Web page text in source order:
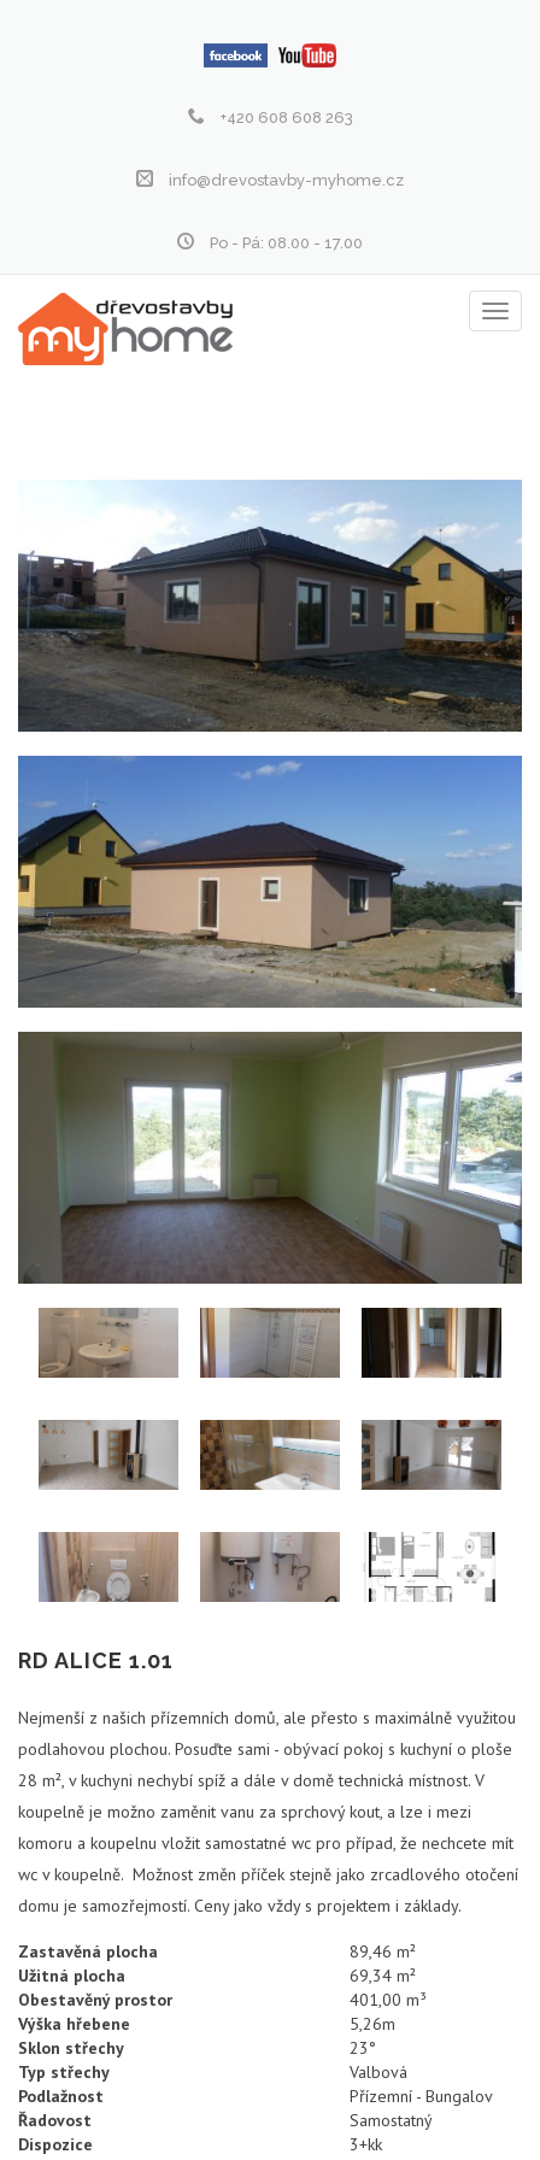
+420 608 608 263
info@drevostavby-myhome.cz
Po - Pá: 08.00 - 17.00
menu
RD ALICE 1.01
Nejmenší z našich přízemních domů, ale přesto s maximálně využitou
podlahovou plochou. Posuďte sami - obývací pokoj s kuchyní o ploše
28 m², v kuchyni nechybí spíž a dále v domě technická místnost. V
koupelně je možno zaměnit vanu za sprchový kout, a lze i mezi
komoru a koupelnu vložit samostatné wc pro případ, že nechcete mít
wc v koupelně. Možnost změn příček stejně jako zrcadlového otočení
domu je samozřejmostí. Ceny jako vždy s projektem i základy.
Zastavěná plocha
89,46 m²
Užitná plocha
69,34 m²
Obestavěný prostor
401,00 m³
Výška hřebene
5,26m
Sklon střechy
23°
Typ střechy
Valbová
Podlažnost
Přízemní - Bungalov
Řadovost
Samostatný
Dispozice
3+kk